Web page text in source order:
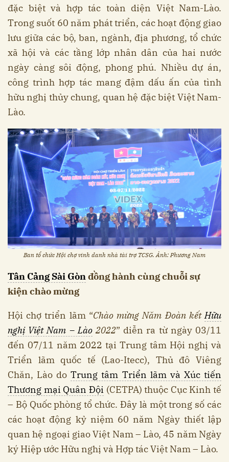
đặc biệt và hợp tác toàn diện Việt Nam-Lào.
Trong suốt 60 năm phát triển, các hoạt động giao
lưu giữa các bộ, ban, ngành, địa phương, tổ chức
xã hội và các tầng lớp nhân dân của hai nước
ngày càng sôi động, phong phú. Nhiều dự án,
công trình hợp tác mang đậm dấu ấn của tình
hữu nghị thủy chung, quan hệ đặc biệt Việt Nam-
Lào.
Ban tổ chức Hội chợ vinh danh nhà tài trợ TCSG. Ảnh: Phương Nam
Tân Cảng Sài Gònđồng hành cùng chuỗi sự
kiện chào mừng
Hội chợ triển lãm “Chào mừng Năm Đoàn kếtHữu
nghị Việt Nam – Lào2022” diễn ra từ ngày 03/11
đến 07/11 năm 2022 tại Trung tâm Hội nghị và
Triển lãm quốc tế (Lao-Itecc), Thủ đô Viêng
Chăn, Lào doTrung tâm Triển lãm và Xúc tiến
Thương mại Quân Đội (CETPA) thuộc Cục Kinh tế
– Bộ Quốc phòng tổ chức. Đây là một trong số các
các hoạt động kỷ niệm 60 năm Ngày thiết lập
quan hệ ngoại giao Việt Nam – Lào, 45 năm Ngày
ký Hiệp ước Hữu nghị và Hợp tác Việt Nam – Lào.